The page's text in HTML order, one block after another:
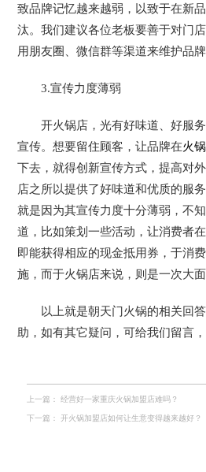
致品牌记忆越来越弱，以致于在新
汰。我们建议各位老板要善于对门
用朋友圈、微信群等渠道来维护品牌
3.宣传力度薄弱
开火锅店，光有好味道、好服
宣传。想要留住顾客，让品牌在火
下去，就得创新宣传方式，提高对
店之所以提供了好味道和优质的服
就是因为其宣传力度十分薄弱，不
道，比如策划一些活动，让消费者
即能获得相应的现金抵用券，于消
施，而于火锅店来说，则是一次大
以上就是朝天门火锅的相关回
助，如有其它疑问，可给我们留言
上一篇： 经营好一家重庆火锅加盟店难吗？
下一篇： 开火锅加盟店如何让生意变得越来越好？